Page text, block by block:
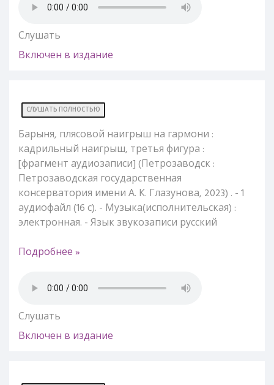
Слушать
Включен в издание
СЛУШАТЬ ПОЛНОСТЬЮ
Барыня, плясовой наигрыш на гармони :
кадрильный наигрыш, третья фигура :
[фрагмент аудиозаписи] (Петрозаводск :
Петрозаводская государственная
консерватория имени А. К. Глазунова, 2023) . - 1
аудиофайл (16 с). - Музыка(исполнительская) :
электронная. - Язык звукозаписи русский
Подробнее »
Слушать
Включен в издание